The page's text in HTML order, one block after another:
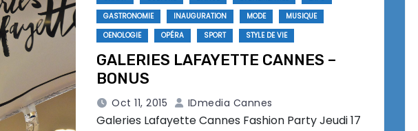
GASTRONOMIE
INAUGURATION MODE
MUSIQUE
OENOLOGIE
OPÉRA SPORT STYLE DE VIE
GALERIES LAFAYETTE CANNES –
BONUS
Oct 11, 2015 IDmedia Cannes
Galeries Lafayette Cannes Fashion Party Jeudi 17